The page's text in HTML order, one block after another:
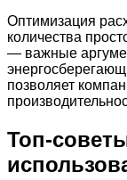
Оптимизация
количества
— важные
позволяет
Топ-